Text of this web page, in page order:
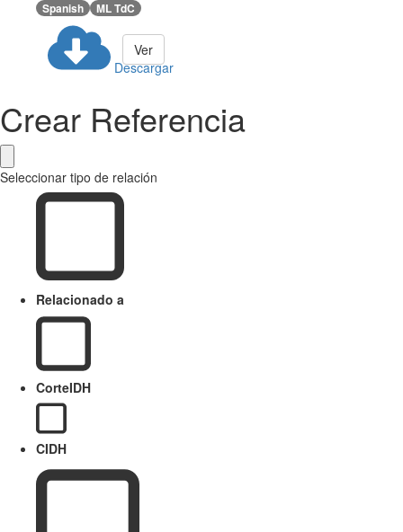
Spanish ML TdC
Descargar
Ver
Crear Referencia
Seleccionar tipo de relación
Relacionado a
CorteIDH
CIDH